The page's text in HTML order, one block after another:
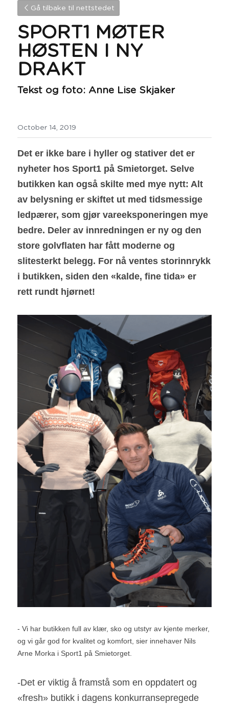
Gå tilbake til nettstedet
SPORT1 MØTER
HØSTEN I NY
DRAKT
Tekst og foto: Anne Lise Skjaker
October 14, 2019
Det er ikke bare i hyller og stativer det er
nyheter hos Sport1 på Smietorget. Selve
butikken kan også skilte med mye nytt: Alt
av belysning er skiftet ut med tidsmessige
ledpærer, som gjør vareeksponeringen mye
bedre. Deler av innredningen er ny og den
store golvflaten har fått moderne og
slitesterkt belegg. For nå ventes storinnrykk
i butikken, siden den «kalde, fine tida» er
rett rundt hjørnet!
- Vi har butikken full av klær, sko og utstyr av kjente merker,
og vi går god for kvalitet og komfort, sier innehaver Nils
Arne Morka i Sport1 på Smietorget.
-Det er viktig å framstå som en oppdatert og
«fresh» butikk i dagens konkurransepregede